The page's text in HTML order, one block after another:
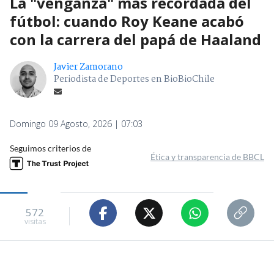
fútbol: cuando Roy Keane acabó
con la carrera del papá de Haaland
Javier Zamorano
Periodista de Deportes en BioBioChile
Domingo 09 Agosto, 2026 | 07:03
Seguimos criterios de
Ética y transparencia de BBCL
572
visitas